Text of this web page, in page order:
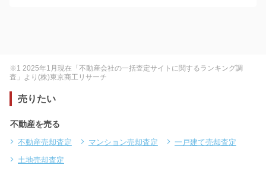
※1 2025年1月現在「不動産会社の一括査定サイトに関するランキング調
査」より(株)東京商工リサーチ
売りたい
不動産を売る
不動産売却査定 マンション売却査定
一戸建て売却査定
土地売却査定